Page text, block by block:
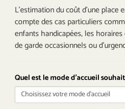
L'estimation du coût d'une place
compte des cas particuliers
enfants handicapées, les
de garde occasionnels ou
Quel est le mode d'accueil